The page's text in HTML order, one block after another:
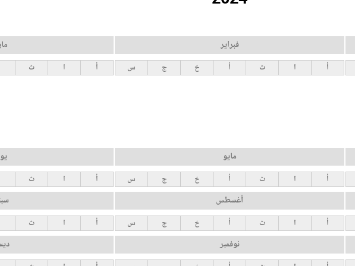
فبراير
أ ا ث أ خ ج س أ ا ث
مايو
أ ا ث أ خ ج س أ ا ث
أغسطس
أ ا ث أ خ ج س أ ا ث
نوفمبر